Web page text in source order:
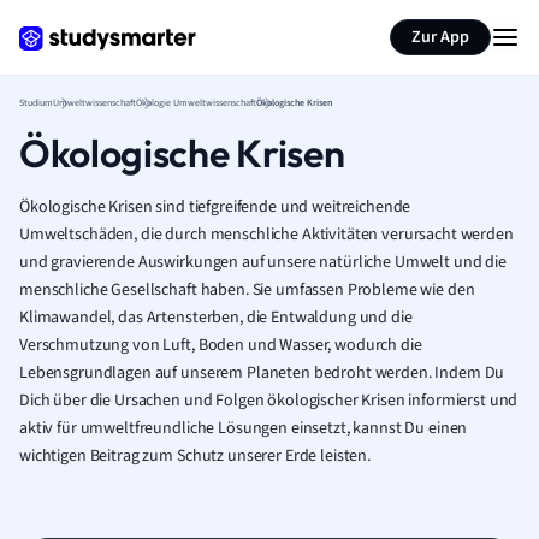
Zur App
StudiumUmweltwissenschaftÖkologie UmweltwissenschaftÖkologische Krisen
Ökologische Krisen
Ökologische Krisen sind tiefgreifende und weitreichende
Umweltschäden, die durch menschliche Aktivitäten verursacht werden
und gravierende Auswirkungen auf unsere natürliche Umwelt und die
menschliche Gesellschaft haben. Sie umfassen Probleme wie den
Klimawandel, das Artensterben, die Entwaldung und die
Verschmutzung von Luft, Boden und Wasser, wodurch die
Lebensgrundlagen auf unserem Planeten bedroht werden. Indem Du
Dich über die Ursachen und Folgen ökologischer Krisen informierst und
aktiv für umweltfreundliche Lösungen einsetzt, kannst Du einen
wichtigen Beitrag zum Schutz unserer Erde leisten.